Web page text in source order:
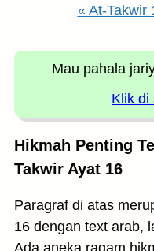
« At-Takwir
Mau pahala
Klik di
Hikmah Penting
Takwir Ayat 16
Paragraf di atas
16 dengan text arab,
Ada aneka ragam